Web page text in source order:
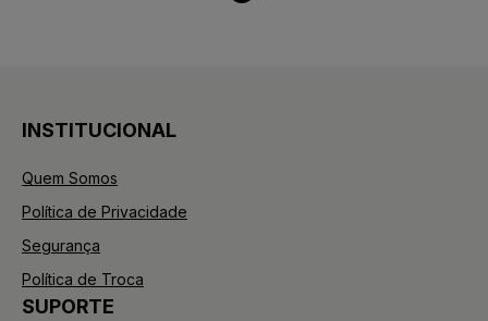
INSTITUCIONAL
Quem Somos
Política de Privacidade
Segurança
Política de Troca
SUPORTE